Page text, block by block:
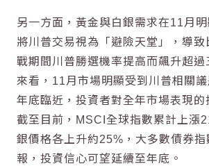
另一方面，黃金與白銀需求在11月
將川普交易視為「避險天堂」，導致
戰期間川普勝選機率提高而飆升超過
來看，11月市場明顯受到川普相關
年底臨近，投資者對全年市場表現的
截至目前，MSCI全球指數累計上漲
銀價格各上升約25%，大多數債券指
報，投資信心可望延續至年底。